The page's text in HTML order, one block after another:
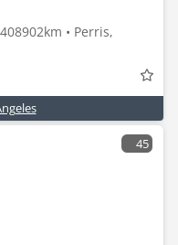
• Perris,
45